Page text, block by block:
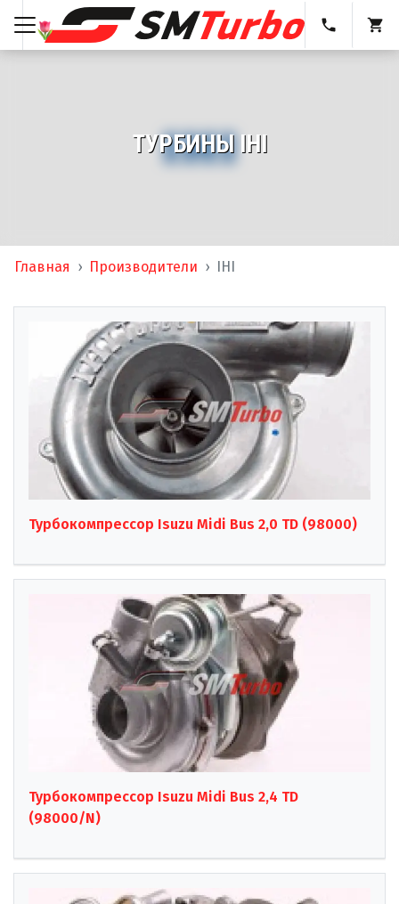
ТУРБИНЫ IHI
Главная Производители IHI
Турбокомпрессор Isuzu Midi Bus 2,0 TD (98000)
Турбокомпрессор Isuzu Midi Bus 2,4 TD
(98000/N)